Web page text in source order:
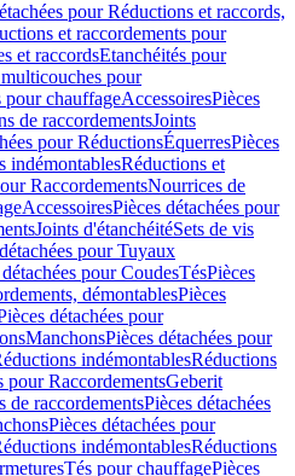
pour Réductions et raccords,
et raccordements pour
et raccordsEtanchéités pour
pour
pour chauffageAccessoiresPièces
de raccordementsJoints
pour RéductionsÉquerresPièces
indémontablesRéductions et
RaccordementsNourrices de
AccessoiresPièces détachées pour
Joints d'étanchéitéSets de vis
pour Tuyaux
pour CoudesTésPièces
démontablesPièces
détachées pour
ManchonsPièces détachées pour
indémontablesRéductions
pour RaccordementsGeberit
de raccordementsPièces détachées
Pièces détachées pour
indémontablesRéductions
Tés pour chauffagePièces